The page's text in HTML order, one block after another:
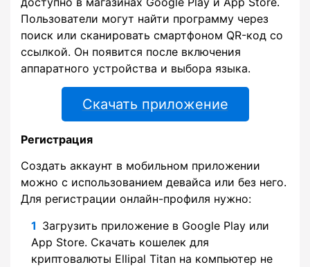
Пользователи могут найти программу через
поиск или сканировать смартфоном QR-код со
ссылкой. Он появится после включения
аппаратного устройства и выбора языка.
Скачать приложение
Регистрация
Создать аккаунт в мобильном приложении
можно с использованием девайса или без него.
Для регистрации онлайн-профиля нужно:
Загрузить приложение в Google Play или
App Store. Скачать кошелек для
криптовалюты Ellipal Titan на компьютер не